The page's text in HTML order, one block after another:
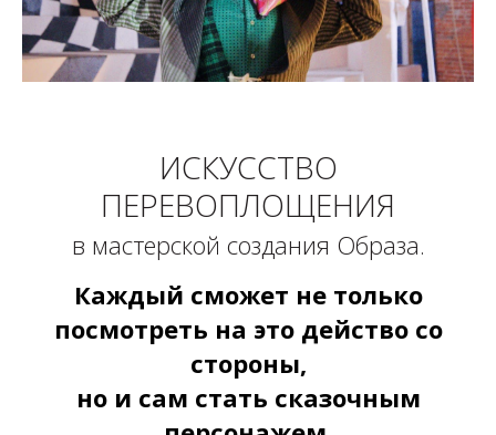
ИСКУССТВО
ПЕРЕВОПЛОЩЕНИЯ
в мастерской создания Образа.
Каждый сможет не только
посмотреть на это действо со
стороны,
но и сам стать сказочным